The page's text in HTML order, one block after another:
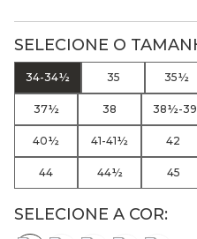
34-34½ 35 35½
37½ 38 38½-39
40½ 41-41½ 42
44 44½ 45
SELECIONE A COR: